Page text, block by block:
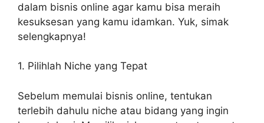
dalam bisnis online agar kamu bisa meraih
kesuksesan yang kamu idamkan. Yuk, simak
selengkapnya!
1. Pilihlah Niche yang Tepat
Sebelum memulai bisnis online, tentukan
terlebih dahulu niche atau bidang yang ingin